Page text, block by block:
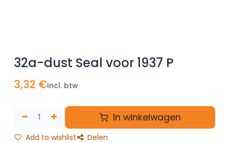
32a-dust Seal voor 1937 P
3,32 €Incl. btw
In winkelwagen
Add to wishlist Delen